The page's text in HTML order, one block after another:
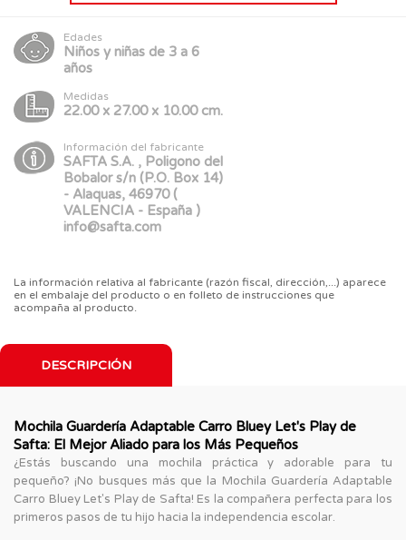
Edades
Niños y niñas de 3 a 6
años
Medidas
22.00 x 27.00 x 10.00 cm.
Información del fabricante
SAFTA S.A. , Poligono del
Bobalor s/n (P.O. Box 14)
- Alaquas, 46970 (
VALENCIA - España )
info@safta.com
La información relativa al fabricante (razón fiscal, dirección,...) aparece
en el embalaje del producto o en folleto de instrucciones que
acompaña al producto.
DESCRIPCIÓN
Mochila Guardería Adaptable Carro Bluey Let's Play de
Safta: El Mejor Aliado para los Más Pequeños
¿Estás buscando una mochila práctica y adorable para tu
pequeño? ¡No busques más que la Mochila Guardería Adaptable
Carro Bluey Let's Play de Safta! Es la compañera perfecta para los
primeros pasos de tu hijo hacia la independencia escolar.